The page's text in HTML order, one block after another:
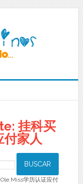
挂科买
付家人
Miss学历认证应付